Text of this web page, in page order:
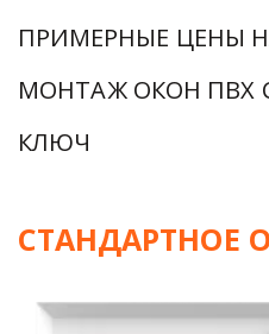
ПРИМЕРНЫЕ ЦЕНЫ
МОНТАЖ ОКОН ПВХ
КЛЮЧ
СТАНДАРТНОЕ